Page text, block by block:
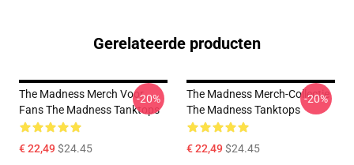
Gerelateerde producten
The Madness Merch Voor
Fans The Madness Tanktops
€ 22,49$24.45
-20%
The Madness Merch-Collectie
The Madness Tanktops
€ 22,49$24.45
-20%